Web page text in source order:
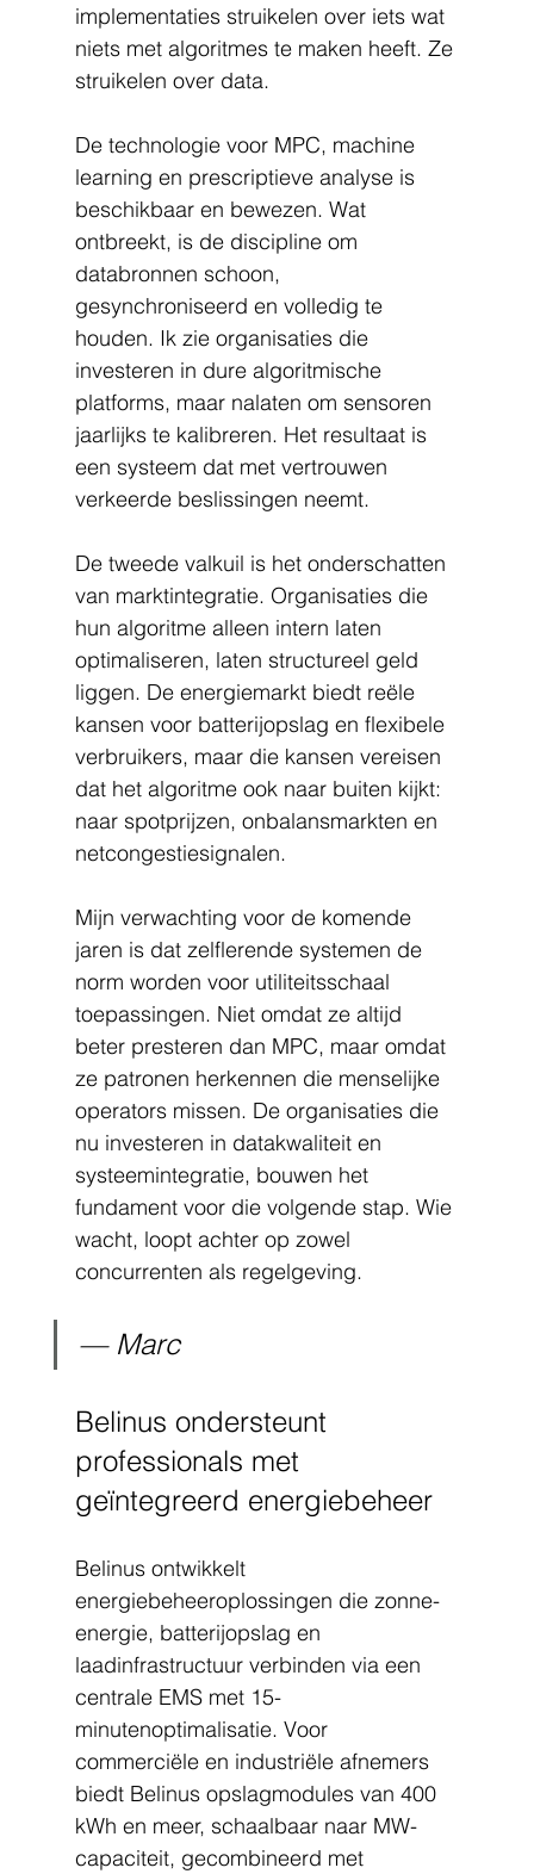
implementaties struikelen over iets wat
niets met algoritmes te maken heeft. Ze
struikelen over data.
De technologie voor MPC, machine
learning en prescriptieve analyse is
beschikbaar en bewezen. Wat
ontbreekt, is de discipline om
databronnen schoon,
gesynchroniseerd en volledig te
houden. Ik zie organisaties die
investeren in dure algoritmische
platforms, maar nalaten om sensoren
jaarlijks te kalibreren. Het resultaat is
een systeem dat met vertrouwen
verkeerde beslissingen neemt.
De tweede valkuil is het onderschatten
van marktintegratie. Organisaties die
hun algoritme alleen intern laten
optimaliseren, laten structureel geld
liggen. De energiemarkt biedt reële
kansen voor batterijopslag en flexibele
verbruikers, maar die kansen vereisen
dat het algoritme ook naar buiten kijkt:
naar spotprijzen, onbalansmarkten en
netcongestiesignalen.
Mijn verwachting voor de komende
jaren is dat zelflerende systemen de
norm worden voor utiliteitsschaal
toepassingen. Niet omdat ze altijd
beter presteren dan MPC, maar omdat
ze patronen herkennen die menselijke
operators missen. De organisaties die
nu investeren in datakwaliteit en
systeemintegratie, bouwen het
fundament voor die volgende stap. Wie
wacht, loopt achter op zowel
concurrenten als regelgeving.
— Marc
Belinus ondersteunt
professionals met
geïntegreerd energiebeheer
Belinus ontwikkelt
energiebeheeroplossingen die zonne-
energie, batterijopslag en
laadinfrastructuur verbinden via een
centrale EMS met 15-
minutenoptimalisatie. Voor
commerciële en industriële afnemers
biedt Belinus opslagmodules van 400
kWh en meer, schaalbaar naar MW-
capaciteit, gecombineerd met